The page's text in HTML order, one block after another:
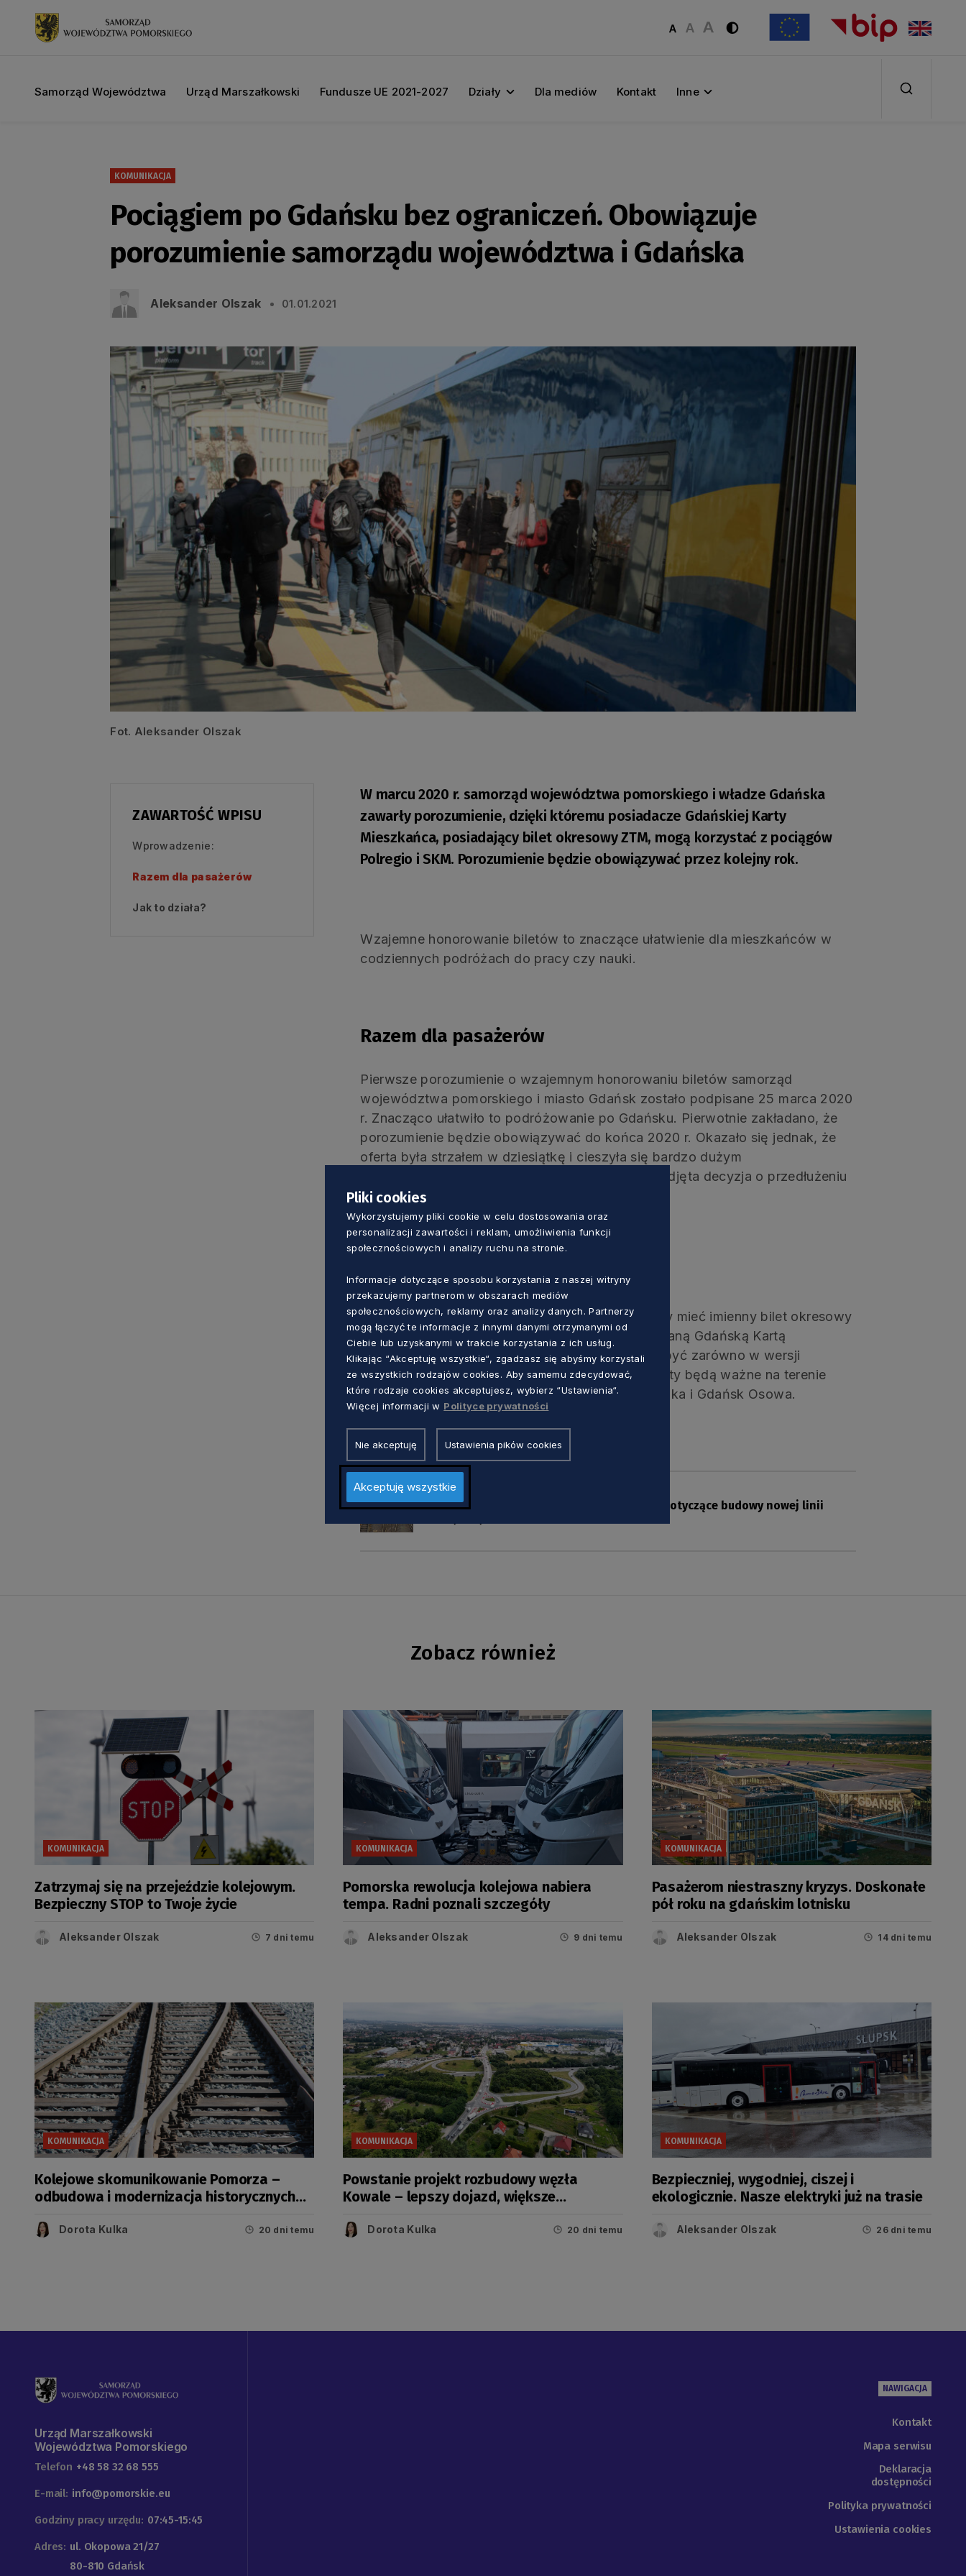
Samorząd Województwa Urząd Marszałkowski Fundusze UE 2021-2027 Działy Dla mediów Kontakt Inne
KOMUNIKACJA
Pociągiem po Gdańsku bez ograniczeń. Obowiązuje
porozumienie samorządu województwa i Gdańska
Aleksander Olszak 01.01.2021
Fot. Aleksander Olszak
ZAWARTOŚĆ WPISU
Wprowadzenie:
Razem dla pasażerów
Jak to działa?
W marcu 2020 r. samorząd województwa pomorskiego i władze Gdańska
zawarły porozumienie, dzięki któremu posiadacze Gdańskiej Karty
Mieszkańca, posiadający bilet okresowy ZTM, mogą korzystać z pociągów
Polregio i SKM. Porozumienie będzie obowiązywać przez kolejny rok.
Wzajemne honorowanie biletów to znaczące ułatwienie dla mieszkańców w
codziennych podróżach do pracy czy nauki.
Razem dla pasażerów
Pierwsze porozumienie o wzajemnym honorowaniu biletów samorząd
województwa pomorskiego i miasto Gdańsk zostało podpisane 25 marca 2020
r. Znacząco ułatwiło to podróżowanie po Gdańsku. Pierwotnie zakładano, że
porozumienie będzie obowiązywać do końca 2020 r. Okazało się jednak, że
oferta była strzałem w dziesiątkę i cieszyła się bardzo dużym
zainteresowaniem mieszkańców. Została więc podjęta decyzja o przedłużeniu
obowiązywania porozumienia na kolejny rok.
Jak to działa?
Korzystanie z biletu jest bardzo proste. Wystarczy mieć imienny bilet okresowy
ZTM w Gdańsku, zintegrowany ze spersonalizowaną Gdańską Kartą
Mieszkańca. Co ważne, karta mieszkańca może być zarówno w wersji
plastikowej, jak i elektronicznej. W pociągach bilety będą ważne na terenie
pomiędzy stacjami: Gdańsk Lipce, Gdańsk Żabianka i Gdańsk Osowa.
ZOBACZ TAKŻE
PKM Południe. Rusza przetarg na studium dotyczące budowy nowej linii
Zobacz również
KOMUNIKACJA
Zatrzymaj się na przejeździe kolejowym.
Bezpieczny STOP to Twoje życie
Aleksander Olszak 7 dni temu
KOMUNIKACJA
Pomorska rewolucja kolejowa nabiera
tempa. Radni poznali szczegóły
Aleksander Olszak 9 dni temu
KOMUNIKACJA
Pasażerom niestraszny kryzys. Doskonałe
pół roku na gdańskim lotnisku
Aleksander Olszak 14 dni temu
KOMUNIKACJA
Kolejowe skomunikowanie Pomorza –
odbudowa i modernizacja historycznych
Dorota Kulka 20 dni temu
KOMUNIKACJA
Powstanie projekt rozbudowy węzła
Kowale – lepszy dojazd, większe
Dorota Kulka 20 dni temu
KOMUNIKACJA
Bezpieczniej, wygodniej, ciszej i
ekologicznie. Nasze elektryki już na trasie
Aleksander Olszak 26 dni temu
Urząd Marszałkowski
Województwa Pomorskiego
Telefon +48 58 32 68 555
E-mail: info@pomorskie.eu
Godziny pracy urzędu: 07:45-15:45
Adres: ul. Okopowa 21/27
80-810 Gdańsk
NAWIGACJA
Kontakt
Mapa serwisu
Deklaracja
dostępności
Polityka prywatności
Ustawienia cookies
Pliki cookies
Wykorzystujemy pliki cookie w celu dostosowania oraz
personalizacji zawartości i reklam, umożliwienia funkcji
społecznościowych i analizy ruchu na stronie.
Informacje dotyczące sposobu korzystania z naszej witryny
przekazujemy partnerom w obszarach mediów
społecznościowych, reklamy oraz analizy danych. Partnerzy
mogą łączyć te informacje z innymi danymi otrzymanymi od
Ciebie lub uzyskanymi w trakcie korzystania z ich usług.
Klikając “Akceptuję wszystkie“, zgadzasz się abyśmy korzystali
ze wszystkich rodzajów cookies. Aby samemu zdecydować,
które rodzaje cookies akceptujesz, wybierz “Ustawienia“.
Więcej informacji w Polityce prywatności
Nie akceptuję Ustawienia pików cookies
Akceptuję wszystkie